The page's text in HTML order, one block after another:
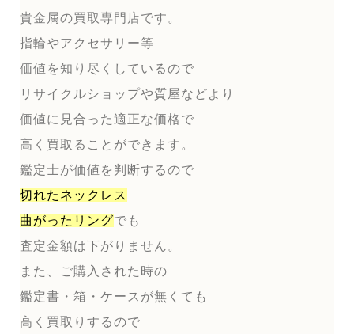
貴金属の買取専門店です。
指輪やアクセサリー等
価値を知り尽くしているので
リサイクルショップや質屋などより
価値に見合った適正な価格で
高く買取ることができます。
鑑定士が価値を判断するので
切れたネックレス
曲がったリングでも
査定金額は下がりません。
また、ご購入された時の
鑑定書・箱・ケースが無くても
高く買取りするので